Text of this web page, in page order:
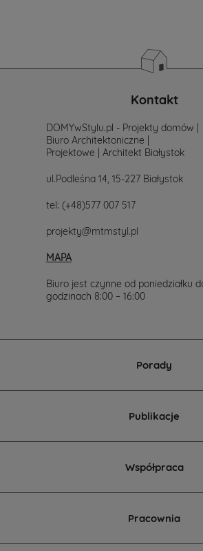
Kontakt
DOMYwStylu.pl - Projekty domów |
Biuro Architektoniczne |
Projektowe | Architekt Białystok
ul.Podleśna 14, 15-227 Białystok
tel: (+48)577 007 517
projekty@mtmstyl.pl
MAPA
Biuro jest czynne od poniedziałku
godzinach 8:00 – 16:00
Porady
Publikacje
Współpraca
Pracownia